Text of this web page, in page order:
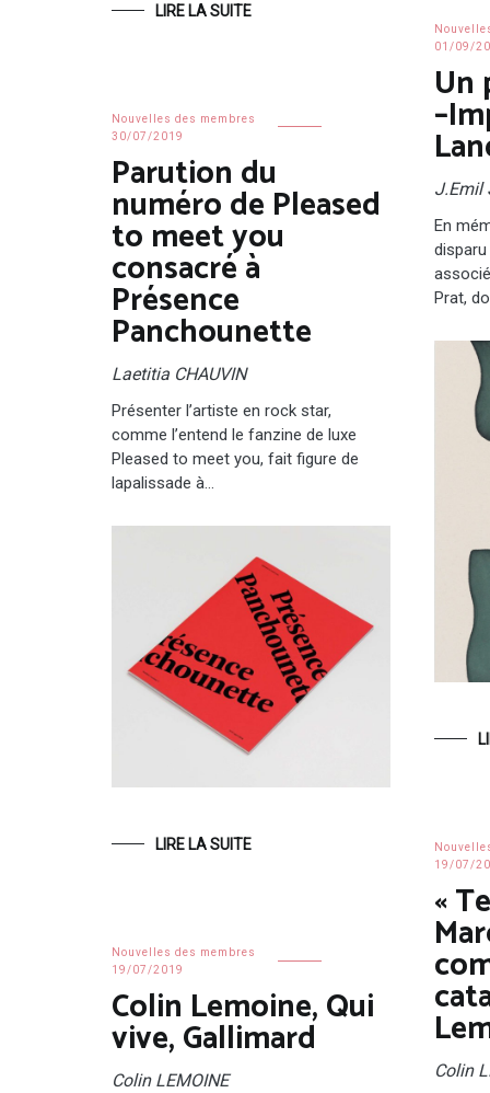
LIRE LA SUITE
01/09/
Un
J.Emil
En
Prat,
Nouvelles des membres
30/07/2019
Parution du
numéro de Pleased
to meet you
consacré à
Présence
Panchounette
Laetitia CHAUVIN
Présenter l’artiste en rock star,
comme l’entend le fanzine de luxe
Pleased to meet you, fait figure de
lapalissade à…
LIRE LA SUITE
19/07/
«
Colin
Nouvelles des membres
19/07/2019
Colin Lemoine, Qui
vive, Gallimard
Colin LEMOINE